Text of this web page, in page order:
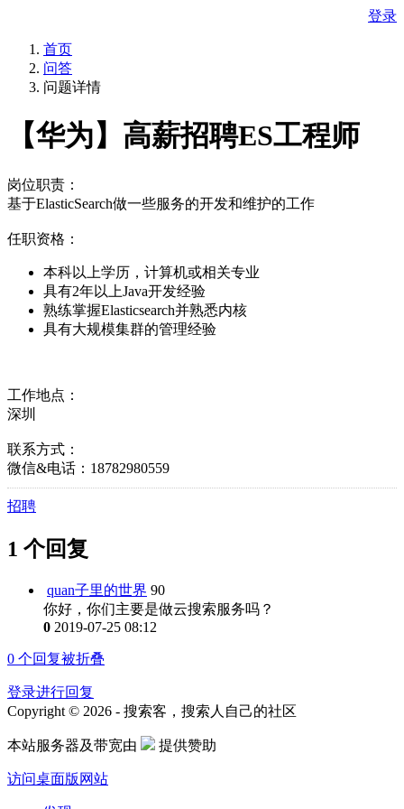
登录
首页
问答
问题详情
【华为】高薪招聘ES工程师
岗位职责：
基于ElasticSearch做一些服务的开发和维护的工作
任职资格：
本科以上学历，计算机或相关专业
具有2年以上Java开发经验
熟练掌握Elasticsearch并熟悉内核
具有大规模集群的管理经验
工作地点：
深圳
联系方式：
微信&电话：18782980559
招聘
1 个回复
quan子里的世界 90
你好，你们主要是做云搜索服务吗？
0 2019-07-25 08:12
0 个回复被折叠
登录进行回复
Copyright © 2026 - 搜索客，搜索人自己的社区
本站服务器及带宽由 提供赞助
访问桌面版网站